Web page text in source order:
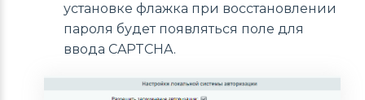
установке флажка при восстановлении
пароля будет появляться поле для
ввода CAPTCHA.